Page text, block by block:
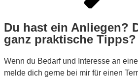
Du hast ein Anliegen?
ganz praktische Tipps?
Wenn du Bedarf und Interesse an
melde dich gerne bei mir für einen